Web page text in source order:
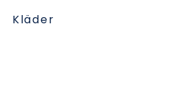
Kläder